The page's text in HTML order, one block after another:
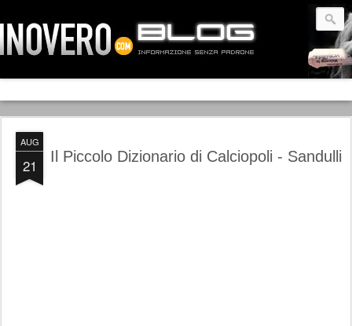
AUG
21 Il Piccolo Dizionario di Calciopoli - Sandulli